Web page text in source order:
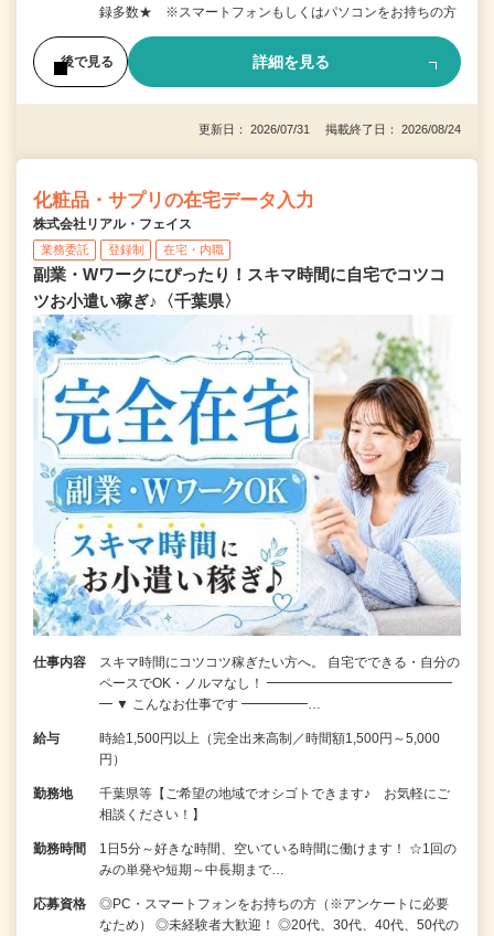
録多数★ ※スマートフォンもしくはパソコンをお持ちの方
後で見る 詳細を見る
更新日： 2026/07/31 掲載終了日： 2026/08/24
化粧品・サプリの在宅データ入力
株式会社リアル・フェイス
業務委託 登録制 在宅・内職
副業・Wワークにぴったり！スキマ時間に自宅でコツコ
ツお小遣い稼ぎ♪〈千葉県〉
仕事内容
スキマ時間にコツコツ稼ぎたい方へ。 自宅でできる・自分の
ペースでOK・ノルマなし！ ━━━━━━━━━━━━━━
━ ▼ こんなお仕事です ━━━━━…
給与
時給1,500円以上（完全出来高制／時間額1,500円～5,000
円）
勤務地
千葉県等【ご希望の地域でオシゴトできます♪ お気軽にご
相談ください！】
勤務時間
1日5分～好きな時間、空いている時間に働けます！ ☆1回の
みの単発や短期～中長期まで…
応募資格
◎PC・スマートフォンをお持ちの方（※アンケートに必要
なため） ◎未経験者大歓迎！ ◎20代、30代、40代、50代の